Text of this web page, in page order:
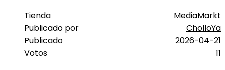
Tienda
MediaMarkt
Publicado por
CholloYa
Publicado
2026-04-21
Votos
11